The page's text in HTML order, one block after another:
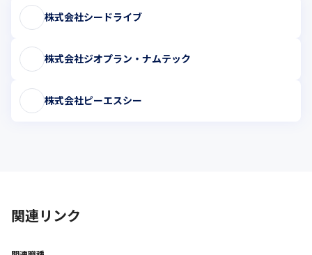
株式会社シードライブ
株式会社ジオプラン・ナムテック
株式会社ピーエスシー
関連リンク